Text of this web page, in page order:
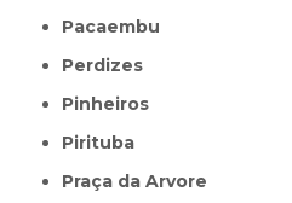
Pacaembu
Perdizes
Pinheiros
Pirituba
Praça da Arvore